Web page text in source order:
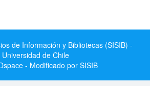
de Información y Bibliotecas (SISIB) -
Universidad de Chile
- Modificado por SISIB